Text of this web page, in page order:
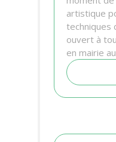
artistique
techniques
ouvert à
en mairie